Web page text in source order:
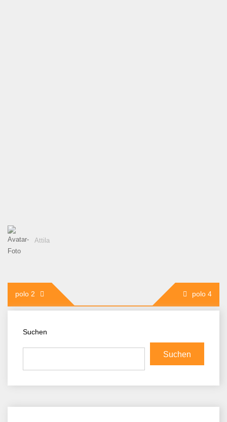
Attila
Beitragsnavigation
polo 2 polo 4
Suchen
Suchen